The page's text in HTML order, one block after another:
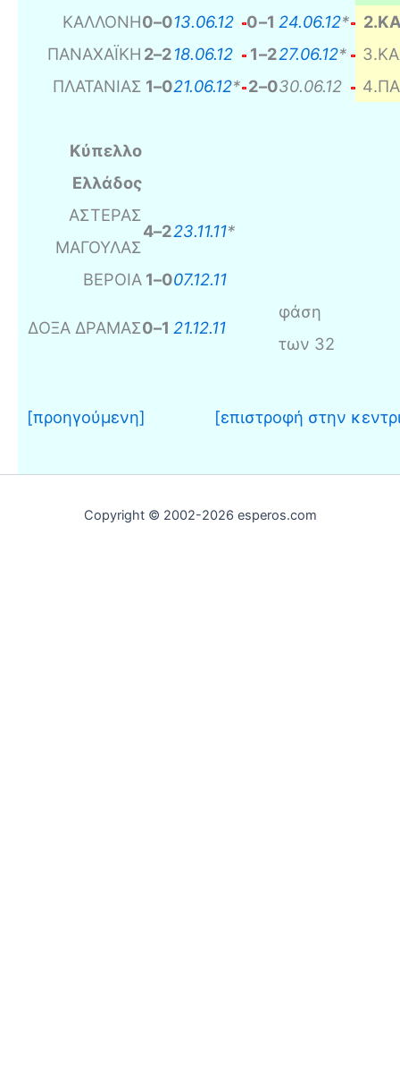
ΚΑΛΛΟΝΗ0–013.06.12 0–1 24.06.12* 2.
ΠΑΝΑΧΑΪΚΗ 2–218.06.12 1–227.06.12* 3.
ΠΛΑΤΑΝΙΑΣ 1–021.06.12* 2–030.06.12 4.
Κύπελλο
Ελλάδος
ΑΣΤΕΡΑΣ
ΜΑΓΟΥΛΑΣ
4–223.11.11*
ΒΕΡΟΙΑ 1–007.12.11
ΔΟΞΑ ΔΡΑΜΑΣ0–1 21.12.11
φάση
των 32
[προηγούμενη] [επιστροφή στην
Copyright © 2002-2026 esperos.com